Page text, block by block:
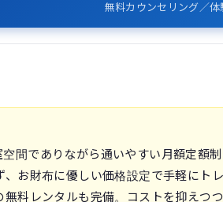
無料カウンセリング／体
間でありながら通いやすい月額定額
、お財布に優しい価格設定で手軽にト
料レンタルも完備。コストを抑えつ